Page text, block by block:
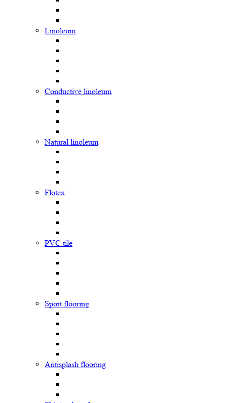
Linoleum
Сonductive linoleum
Natural linoleum
Flotex
PVC tile
Sport flooring
Antisplash flooring